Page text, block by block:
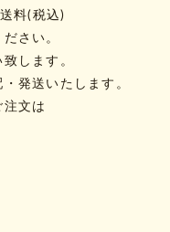
料(税込)
さい。
します。
発送いたします。
文は